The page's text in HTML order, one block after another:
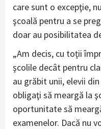
care sunt o excepţie,
şcoală pentru a se
doar au posibilitatea
„Am decis, cu toţii
şcolile decât pentru
au grăbit unii, elevii
obligaţi să meargă la
oportunitate să
examenelor. Dacă nu